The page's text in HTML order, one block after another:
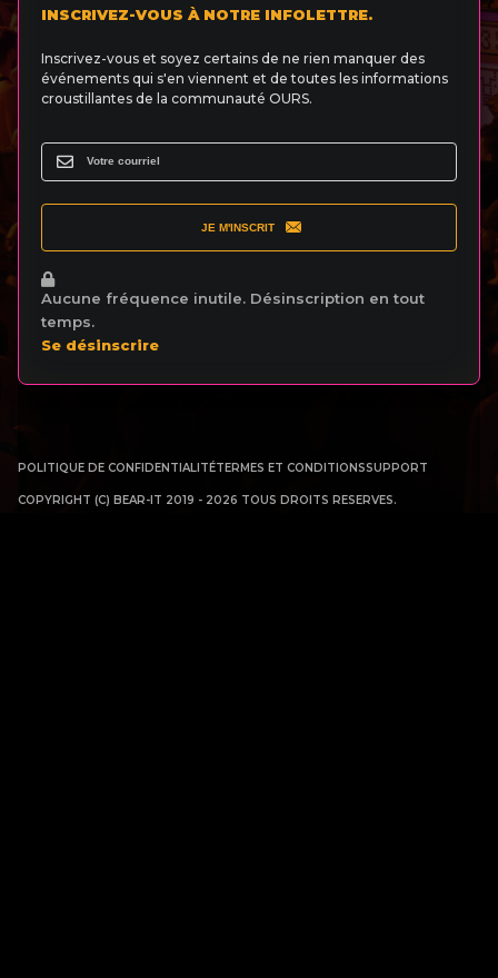
INSCRIVEZ-VOUS À NOTRE INFOLETTRE.
Inscrivez-vous et soyez certains de ne rien manquer des
événements qui s'en viennent et de toutes les informations
croustillantes de la communauté OURS.
JE M'INSCRIT
Aucune fréquence inutile. Désinscription en tout
temps.
Se désinscrire
POLITIQUE DE CONFIDENTIALITÉTERMES ET CONDITIONSSUPPORT
COPYRIGHT (C) BEAR-IT 2019 - 2026 TOUS DROITS RESERVES.